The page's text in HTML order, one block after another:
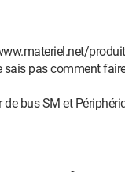
sais pas comment
bus SM et